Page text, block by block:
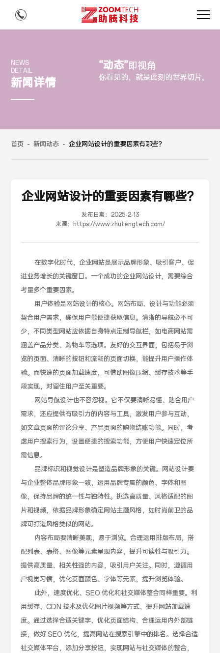
NEWS
DETAIL
新闻详情
“动态”即视角
你看见的，就是此刻的世界切片。
首页 - 新闻动态 - 企业网站设计的重要因素有哪些？
企业网站设计的重要因素有哪些？
发布日期：
2025-2-13
来源：
https://www.zhutengtech.com/
在数字化时代，企业网站是展示品牌形象、吸引客户、促
进业务增长的关键窗口。一个成功的企业网站设计，需要综合
考量多个重要因素。
用户体验是网站设计的核心。网站布局、设计与功能必须
契合用户需求，确保用户能便捷获取信息。清晰的导航必不可
少，不同类型网站应依据自身特点定制导航栏，如电商网站需
涵盖产品分类、购物车等选项。友好的交互界面，包括易于浏
览的页面、清晰的按钮和流畅的页面切换，能提升用户操作体
验。而快速的页面加载速度，可借助图像压缩、缓存技术等手
段实现，对留住用户至关重要。
网站导航设计也不容忽视。它不仅要清晰易懂、贴合用户
需求，还应提供有吸引力的内容与工具，激发用户参与互动，
如文章页面的评论分享、产品页面的购物结账功能。同时，考
虑用户搜索行为，设置便捷的搜索功能，方便用户快速定位所
需信息。
品牌标识和视觉设计是塑造品牌形象的关键。网站设计要
与企业整体品牌形象一致，运用品牌专属的颜色、字体和图
像，保持品牌的统一性与独特性。挑选高质量、风格适配的图
片和视频，依据品牌形象确定网站主题风格，如时尚前卫的品
牌可打造风格类似的网站。
内容布局要清晰美观，易于浏览。合理运用排版布局，搭
配列表、表格、图像等元素呈现内容，提升可读性与吸引力。
提供高质量、相关性强的内容，吸引用户关注。同时，遵循用
户视觉习惯，优化页面颜色、字体等元素，提升浏览体验。
此外，速度优化、SEO 优化和社交媒体整合同样重要。利
用缓存、CDN 技术及优化图片视频等方式，提升网站加载速
度。通过选择合适关键字、优化页面结构、合理运用内外部链
接，做好 SEO 优化，提高网站在搜索引擎中的排名。选择合适
社交媒体平台，添加分享按钮，实现网站与社交媒体的整合，